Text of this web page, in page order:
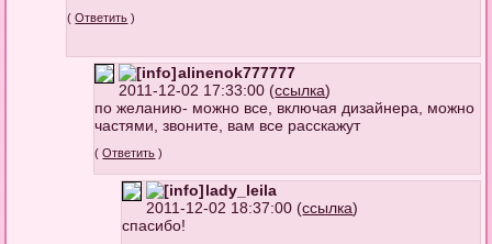
(Ответить )
alinenok777777
2011-12-02 17:33:00 (ссылка)
по желанию- можно все, включая дизайнера, можно
частями, звоните, вам все расскажут
(Ответить )
lady_leila
2011-12-02 18:37:00 (ссылка)
спасибо!